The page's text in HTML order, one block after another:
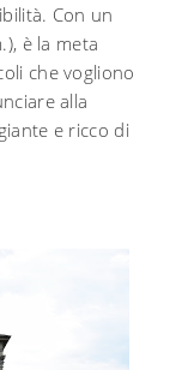
Con un
è la meta
che vogliono
alla
e ricco di